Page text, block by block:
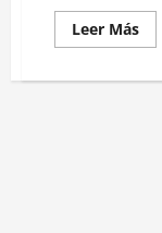
Leer MásLeer
más
La